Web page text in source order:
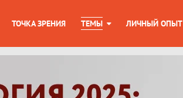
ТОЧКА ЗРЕНИЯ ТЕМЫ ЛИЧНЫЙ ОПЫТ